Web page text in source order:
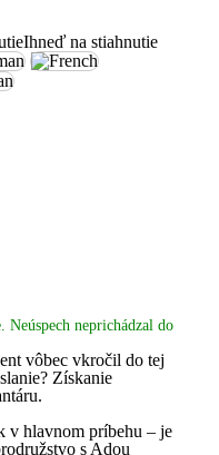
Ihneď na stiahnutie
neprichádzal do
vôbec vkročil do tej
Získanie
v hlavnom príbehu – je
s Adou